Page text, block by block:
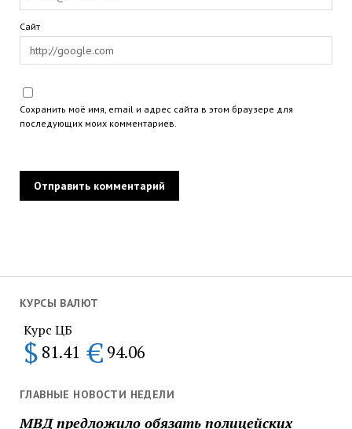
КУРСЫ ВАЛЮТ
Курс ЦБ
$ 81.41 € 94.06
ГЛАВНЫЕ НОВОСТИ НЕДЕЛИ
МВД предложило обязать полицейских
Сайт
Сохранить моё имя, email и адрес сайта в этом браузере для
последующих моих комментариев.